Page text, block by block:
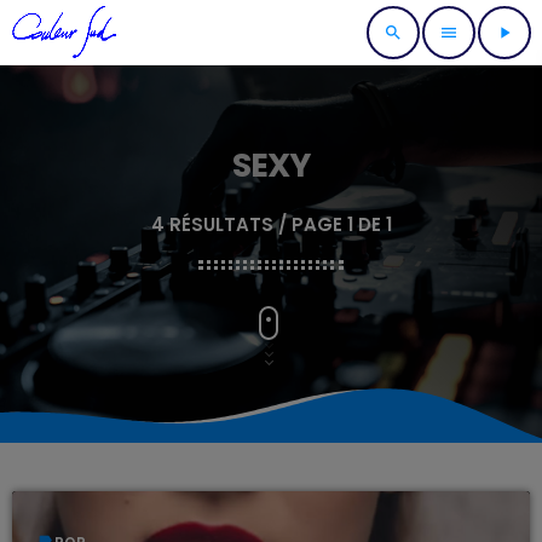
search menu play_arrow
SEXY
4 RÉSULTATS / PAGE 1 DE 1